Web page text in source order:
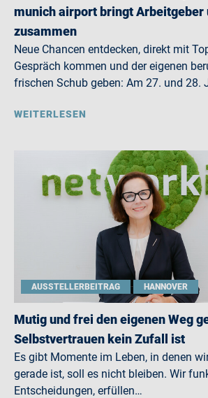
munich airport bringt Arbeitgeber
zusammen
Neue Chancen entdecken, direkt mit
Gespräch kommen und der eigenen
frischen Schub geben: Am 27. und 28.
WEITERLESEN
AUSSTELLERBEITRAG HANNOVER
Mutig und frei den eigenen Weg
Selbstvertrauen kein Zufall ist
Es gibt Momente im Leben, in denen
gerade ist, soll es nicht bleiben. Wir
Entscheidungen, erfüllen…